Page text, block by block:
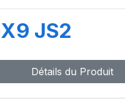
JS2
Détails du Produit